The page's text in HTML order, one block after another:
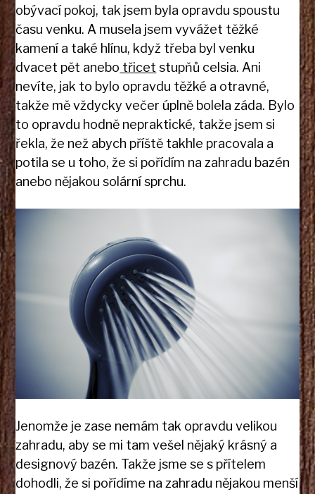
obývací pokoj, tak jsem byla opravdu spoustu
času venku. A musela jsem vyvážet těžké
kamení a také hlínu, když třeba byl venku
dvacet pět anebo třicet stupňů celsia. Ani
nevíte, jak to bylo opravdu těžké a otravné,
takže mě vždycky večer úplně bolela záda. Bylo
to opravdu hodně nepraktické, takže jsem si
řekla, že než abych příště takhle pracovala a
potila se u toho, že si pořídím na zahradu bazén
anebo nějakou solární sprchu.
Jenomže je zase nemám tak opravdu velikou
zahradu, aby se mi tam vešel nějaký krásný a
designový bazén. Takže jsme se s přítelem
dohodli, že si pořídíme na zahradu nějakou menší